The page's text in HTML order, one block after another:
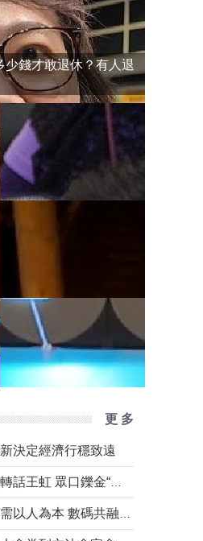
錢才敢退休？有人退
更 多
決定經濟行穩致遠